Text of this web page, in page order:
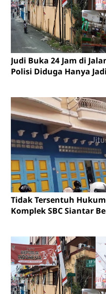
Judi Buka 24 Jam di
Polisi Diduga Hanya
Tidak Tersentuh
Komplek SBC Siantar